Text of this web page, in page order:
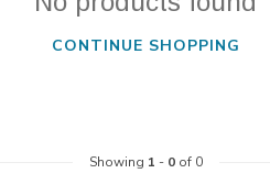
CONTINUE SHOPPING
Showing 1 - 0of 0